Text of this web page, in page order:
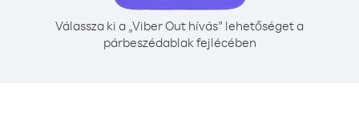
Válassza ki a „Viber Out hívás” lehetőséget a
párbeszédablak fejlécében